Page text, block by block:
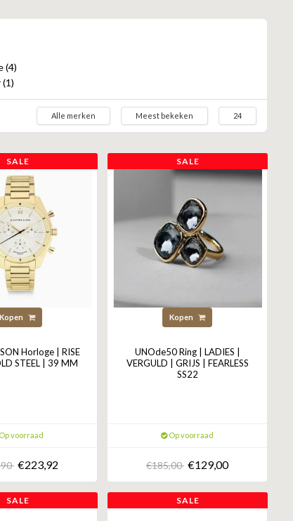
(4)
Alle merken Meest bekeken 24
SALE
Kopen
Horloge | RISE
STEEL | 39 MM
voorraad
€223,92
SALE
Kopen
UNOde50 Ring | LADIES |
VERGULD | GRIJS | FEARLESS
SS22
Op voorraad
€185,00 €129,00
SALE SALE